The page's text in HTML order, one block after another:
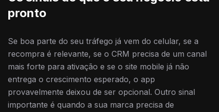
pronto
Se boa parte do seu tráfego já vem do celular, se a
recompra é relevante, se o CRM precisa de um canal
mais forte para ativação e se o site mobile já não
entrega o crescimento esperado, o app
provavelmente deixou de ser opcional. Outro sinal
importante é quando a sua marca precisa de